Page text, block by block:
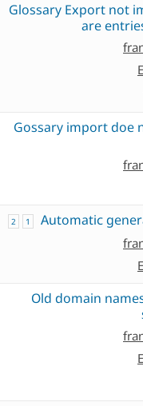
Glossary Export not
are
Gossary import doe
Automatic
1
2
Old domain